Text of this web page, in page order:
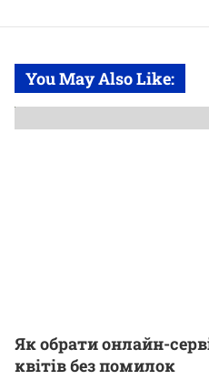
You May Also Like:
Як обрати онлайн-
квітів без помилок